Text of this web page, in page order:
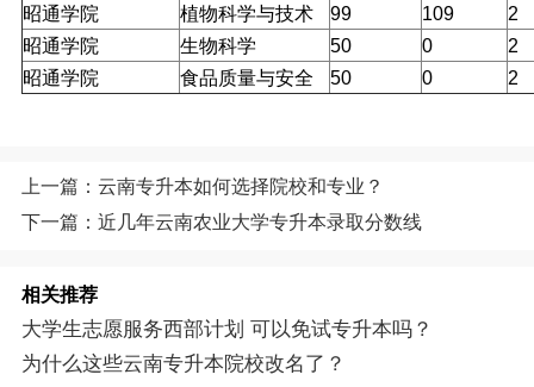
昭通学院
植物科学与技术 99 109
2
昭通学院
生物科学 50 0
2
昭通学院
食品质量与安全 50 0 2
上一篇：云南专升本如何选择院校和专业？
下一篇：近几年云南农业大学专升本录取分数线
相关推荐
大学生志愿服务西部计划 可以免试专升本吗？
为什么这些云南专升本院校改名了？